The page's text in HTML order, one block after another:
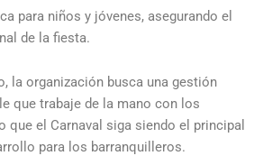
para niños y jóvenes, asegurando el
de la fiesta.
la organización busca una gestión
que trabaje de la mano con los
que el Carnaval siga siendo el principal
para los barranquilleros.